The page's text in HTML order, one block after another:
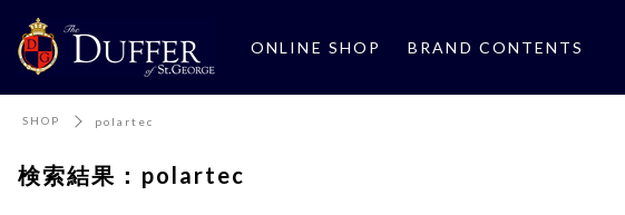
ONLINE SHOP BRAND CONTENTS
SHOP polartec
検索結果：polartec